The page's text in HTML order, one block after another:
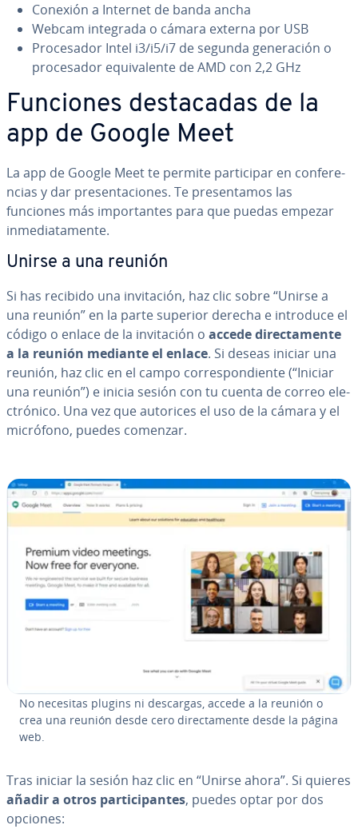
Conexión a Internet de banda ancha
Webcam integrada o cámara externa por USB
Pro­ce­sa­dor Intel i3/i5/i7 de segunda ge­ne­ra­ción o
pro­ce­sa­dor equi­va­le­n­te de AMD con 2,2 GHz
Funciones de­s­ta­ca­das de la
app de Google Meet
La app de Google Meet te permite pa­r­ti­ci­par en co­n­fe­re­
n­cias y dar pre­se­n­ta­cio­nes. Te pre­se­n­ta­mos las
funciones más im­po­r­ta­n­tes para que puedas empezar
in­me­dia­ta­me­n­te.
Unirse a una reunión
Si has recibido una in­vi­ta­ción, haz clic sobre “Unirse a
una reunión” en la parte superior derecha e introduce el
código o enlace de la in­vi­ta­ción o accede di­re­c­ta­me­n­te
a la reunión mediante el enlace. Si deseas iniciar una
reunión, haz clic en el campo co­rre­s­po­n­die­n­te (“Iniciar
una reunión”) e inicia sesión con tu cuenta de correo ele­
c­tró­ni­co. Una vez que autorices el uso de la cámara y el
micrófono, puedes comenzar.
No necesitas plugins ni descargas, accede a la reunión o
crea una reunión desde cero di­re­c­ta­me­n­te desde la página
web.
Tras iniciar la sesión haz clic en “Unirse ahora”. Si quieres
añadir a otros pa­r­ti­ci­pa­n­tes, puedes optar por dos
opciones: